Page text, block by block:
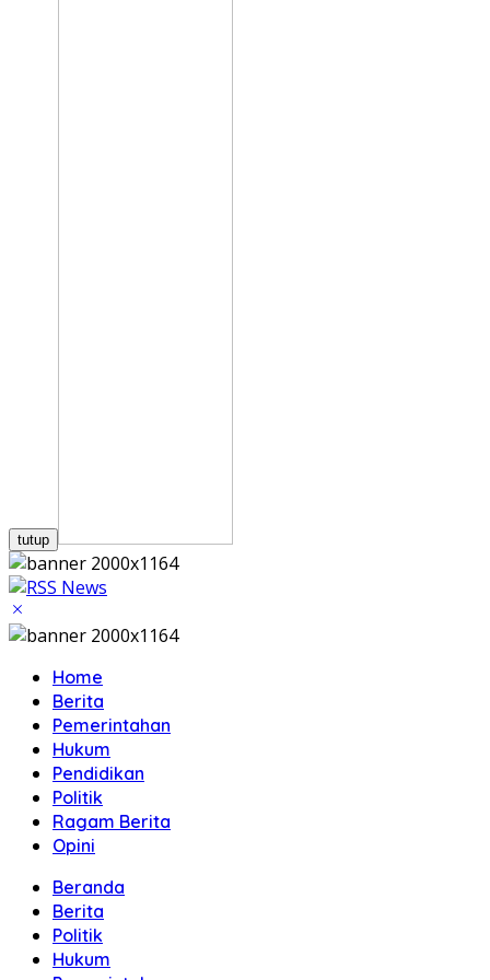
tutup
Home
Berita
Pemerintahan
Hukum
Pendidikan
Politik
Ragam Berita
Opini
Beranda
Berita
Politik
Hukum